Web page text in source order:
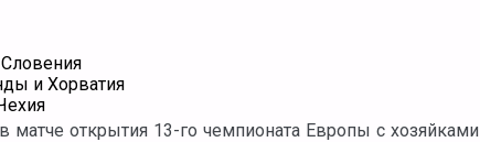
и Хорватия
открытия 13-го чемпионата Европы с хозяйками